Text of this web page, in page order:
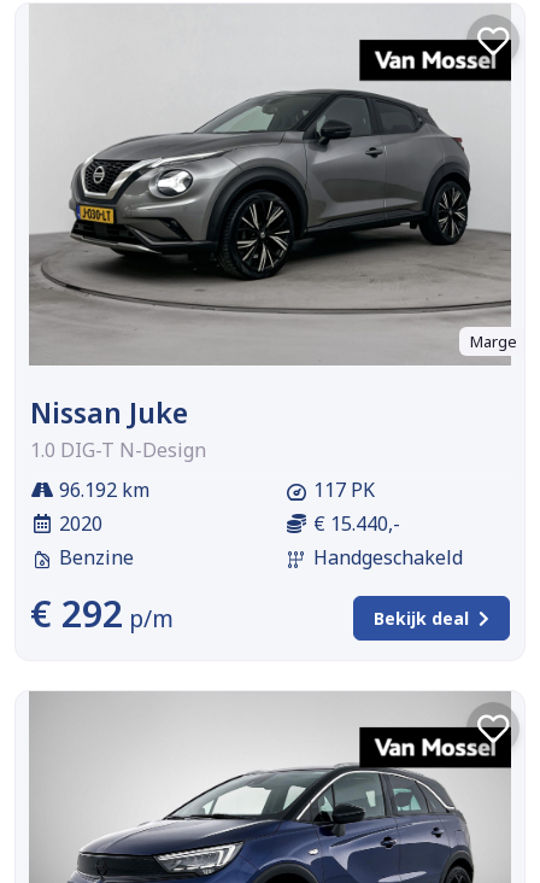
Marge
Nissan Juke
1.0 DIG-T N-Design
96.192 km
2020
Benzine
117 PK
€ 15.440,-
Handgeschakeld
€ 292 p/m Bekijk deal